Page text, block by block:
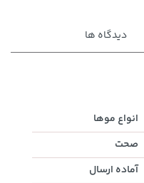
1,579,000 تومان
2,275,000
دیدگاه ها
انواع موها
صحت
آماده ارسال